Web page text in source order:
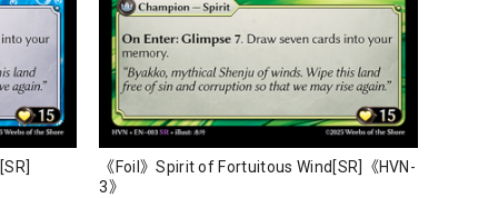
《Foil》Spirit of Fortuitous Wind[SR]《HVN-
3》